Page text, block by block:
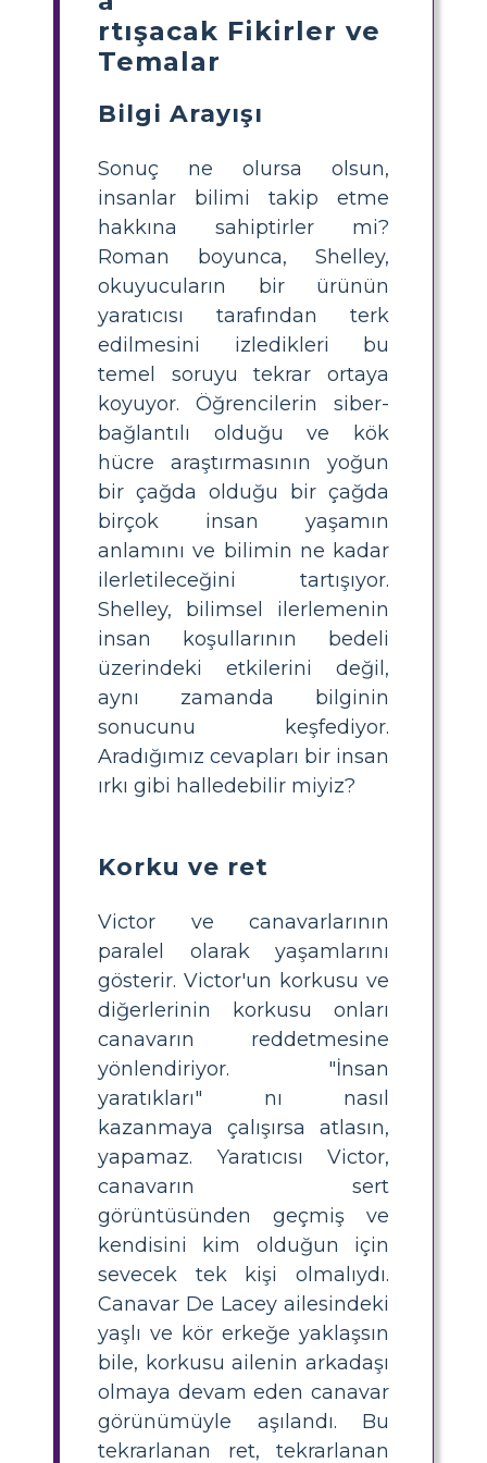
rtışacak Fikirler ve
Temalar
Bilgi Arayışı
Sonuç ne olursa olsun,
insanlar bilimi takip etme
hakkına sahiptirler mi?
Roman boyunca, Shelley,
okuyucuların bir ürünün
yaratıcısı tarafından terk
edilmesini izledikleri bu
temel soruyu tekrar ortaya
koyuyor. Öğrencilerin siber-
bağlantılı olduğu ve kök
hücre araştırmasının yoğun
bir çağda olduğu bir çağda
birçok insan yaşamın
anlamını ve bilimin ne kadar
ilerletileceğini tartışıyor.
Shelley, bilimsel ilerlemenin
insan koşullarının bedeli
üzerindeki etkilerini değil,
aynı zamanda bilginin
sonucunu keşfediyor.
Aradığımız cevapları bir insan
ırkı gibi halledebilir miyiz?
Korku ve ret
Victor ve canavarlarının
paralel olarak yaşamlarını
gösterir. Victor'un korkusu ve
diğerlerinin korkusu onları
canavarın reddetmesine
yönlendiriyor. "İnsan
yaratıkları" nı nasıl
kazanmaya çalışırsa atlasın,
yapamaz. Yaratıcısı Victor,
canavarın sert
görüntüsünden geçmiş ve
kendisini kim olduğun için
sevecek tek kişi olmalıydı.
Canavar De Lacey ailesindeki
yaşlı ve kör erkeğe yaklaşsın
bile, korkusu ailenin arkadaşı
olmaya devam eden canavar
görünümüyle aşılandı. Bu
tekrarlanan ret, tekrarlanan